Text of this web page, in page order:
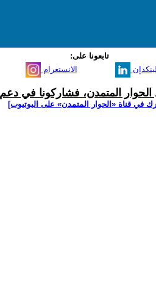
تابعونا على:
الانستغرام لينكدإن
الحوار المتمدن، فشاركونا في
في قناة ‫«الحوار المتمدن» على اليوتيوب]